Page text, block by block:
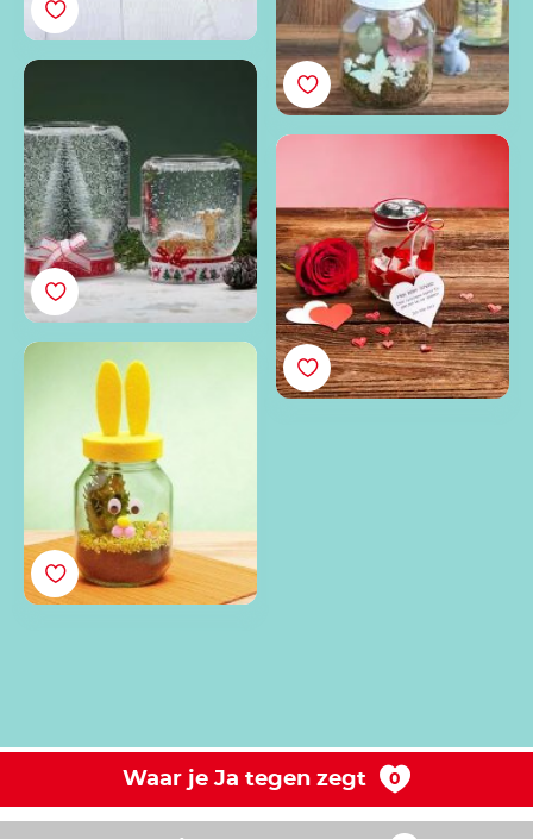
Nutella<sup>®</sup>
pot
Je eigen
Nutella<sup>®</sup>
paashaas maken
Waar je Ja tegen zegt